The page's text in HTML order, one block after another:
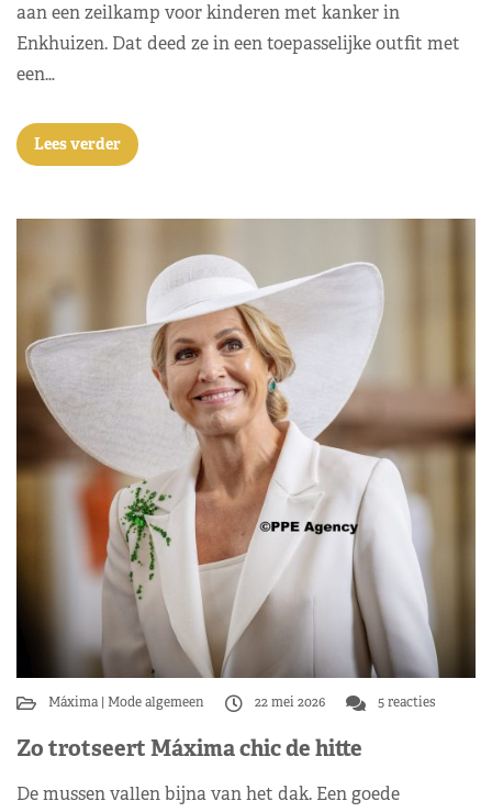
aan een zeilkamp voor kinderen met kanker in
Enkhuizen. Dat deed ze in een toepasselijke outfit met
een…
Lees verder
Máxima Mode algemeen 22 mei 2026 5 reacties
Zo trotseert Máxima chic de hitte
De mussen vallen bijna van het dak. Een goede